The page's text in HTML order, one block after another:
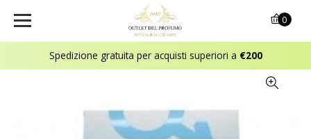
Spedizione gratuita per acquisti superiori a €200
0